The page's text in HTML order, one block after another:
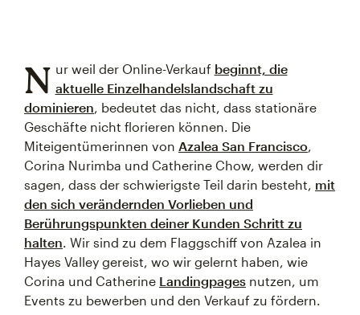
N ur weil der Online-Verkauf beginnt, die
aktuelle Einzelhandelslandschaft zu
dominieren, bedeutet das nicht, dass stationäre
Geschäfte nicht florieren können. Die
Miteigentümerinnen von Azalea San Francisco,
Corina Nurimba und Catherine Chow, werden dir
sagen, dass der schwierigste Teil darin besteht, mit
den sich verändernden Vorlieben und
Berührungspunkten deiner Kunden Schritt zu
halten. Wir sind zu dem Flaggschiff von Azalea in
Hayes Valley gereist, wo wir gelernt haben, wie
Corina und Catherine Landingpages nutzen, um
Events zu bewerben und den Verkauf zu fördern.